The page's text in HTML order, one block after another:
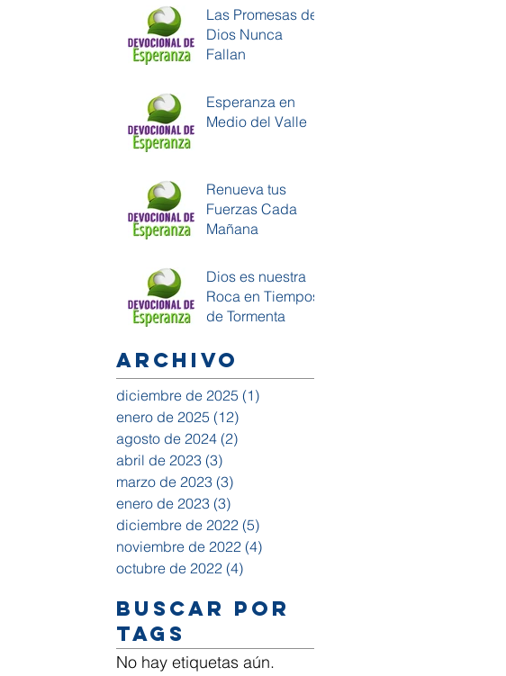
Las Promesas de
Dios Nunca
Fallan
Esperanza en
Medio del Valle
Renueva tus
Fuerzas Cada
Mañana
Dios es nuestra
Roca en Tiempos
de Tormenta
Archivo
diciembre de 2025 (1)
enero de 2025 (12)
agosto de 2024 (2)
abril de 2023 (3)
marzo de 2023 (3)
enero de 2023 (3)
diciembre de 2022 (5)
noviembre de 2022 (4)
octubre de 2022 (4)
Buscar por
tags
No hay etiquetas aún.